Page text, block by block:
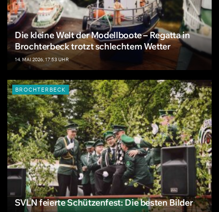
Die kleine Welt der Modellboote – Regatta in
Brochterbeck trotzt schlechtem Wetter
14. MAI 2026, 17:53 UHR
BROCHTERBECK
SVLN feierte Schützenfest: Die besten Bilder